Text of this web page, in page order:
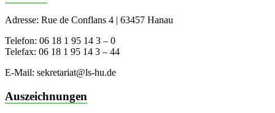
Adresse: Rue de Conflans 4 | 63457 Hanau
Telefon: 06 18 1 95 14 3 – 0
Telefax: 06 18 1 95 14 3 – 44
E-Mail: sekretariat@ls-hu.de
Auszeichnungen